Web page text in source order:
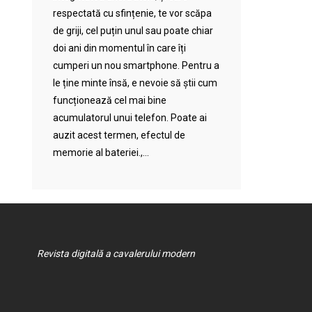
respectată cu sfințenie, te vor scăpa
de griji, cel puțin unul sau poate chiar
doi ani din momentul în care îți
cumperi un nou smartphone. Pentru a
le ține minte însă, e nevoie să știi cum
funcționează cel mai bine
acumulatorul unui telefon. Poate ai
auzit acest termen, efectul de
memorie al bateriei.,...
Revista digitală a cavalerului modern